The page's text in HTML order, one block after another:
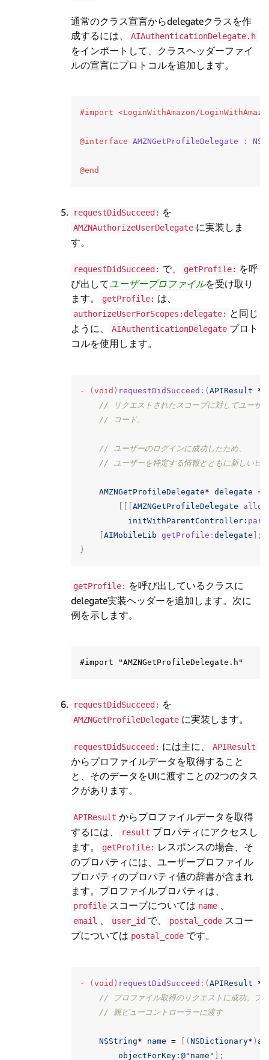
通常のクラス宣言からdelegateクラスを作
成するには、
AIAuthenticationDelegate.h
をインポートして、クラスヘッダーファイ
ルの宣言にプロトコルを追加します。
@interface AMZNGetProfileDelegate :
@end
requestDidSucceed: を
AMZNAuthorizeUserDelegate に実装しま
す。
requestDidSucceed: で、 getProfile: を呼
び出してユーザープロファイルを受け取り
ます。
getProfile: は、
authorizeUserForScopes:delegate: と同じ
ように、
AIAuthenticationDelegate プロト
コルを使用します。
- ( void ) requestDidSucceed :( APIResult *
// リクエストされたスコープに対してユーザ
// コード。
// ユーザーのログインに成功したため、
// ユーザーを特定する情報とともに新しいビ
AMZNGetProfileDelegate* delegate =
AMZNGetProfileDelegate alloc
initWithParentController:
AIMobileLib getProfile : delegate ];
}
getProfile: を呼び出しているクラスに
delegate実装ヘッダーを追加します。次に
例を示します。
requestDidSucceed: を
AMZNGetProfileDelegate に実装します。
requestDidSucceed: には主に、 APIResult
からプロファイルデータを取得すること
と、そのデータをUIに渡すことの2つのタス
クがあります。
APIResult からプロファイルデータを取得
するには、
result プロパティにアクセスし
ます。
getProfile: レスポンスの場合、そ
のプロパティには、ユーザープロファイル
プロパティのプロパティ値の辞書が含まれ
ます。プロファイルプロパティは、
profile スコープについては name 、
email 、 user_id で、 postal_code スコー
プについては postal_code です。
- ( void ) requestDidSucceed :( APIResult *
// プロファイル取得のリクエストに成功。プ
// 親ビューコントローラーに渡す
NSString* name = [( NSDictionary* )
objectForKey: @"name" ];